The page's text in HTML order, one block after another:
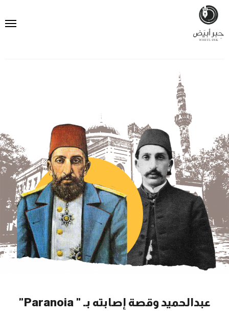
عبدالحميد وقصة إصابته بـ " Paranoia"